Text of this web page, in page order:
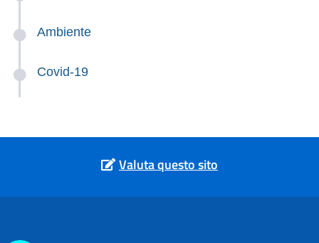
Ambiente
Covid-19
Valuta questo sito